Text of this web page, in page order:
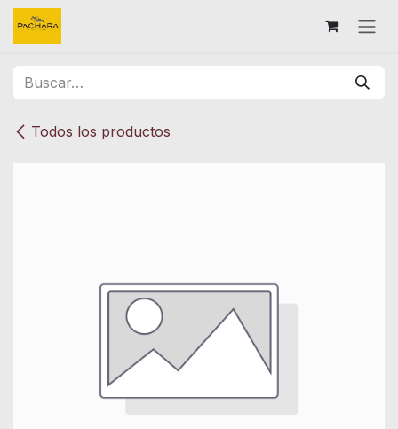
Ir al contenido
Todos los productos